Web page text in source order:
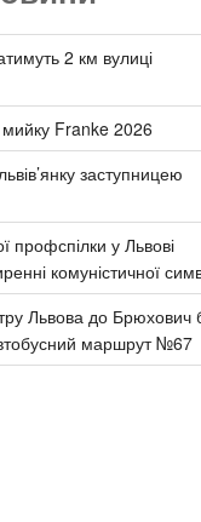
2 км вулиці
Franke 2026
заступницею
профспілки у Львові
комуністичної
Львова до Брюхович
маршрут №67